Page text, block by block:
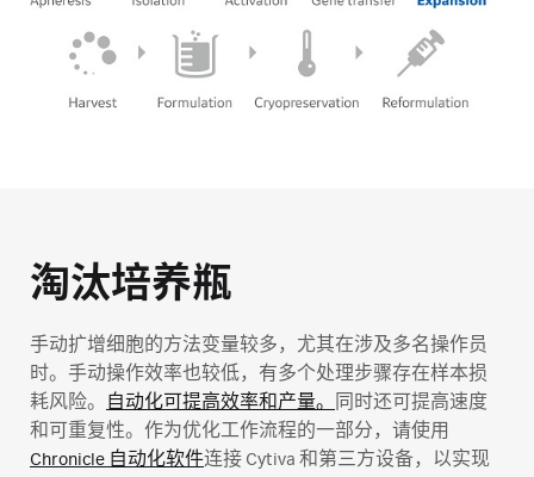
淘汰培养瓶
手动扩增细胞的方法变量较多，尤其在涉及多名操作员
时。手动操作效率也较低，有多个处理步骤存在样本损
耗风险。
自动化可提高效率和产量。
同时还可提高速度
和可重复性。作为优化工作流程的一部分，请使用
Chronicle 自动化软件连接 Cytiva 和第三方设备，以实现